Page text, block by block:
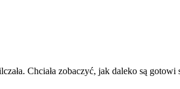
Chciała zobaczyć, jak daleko są gotowi